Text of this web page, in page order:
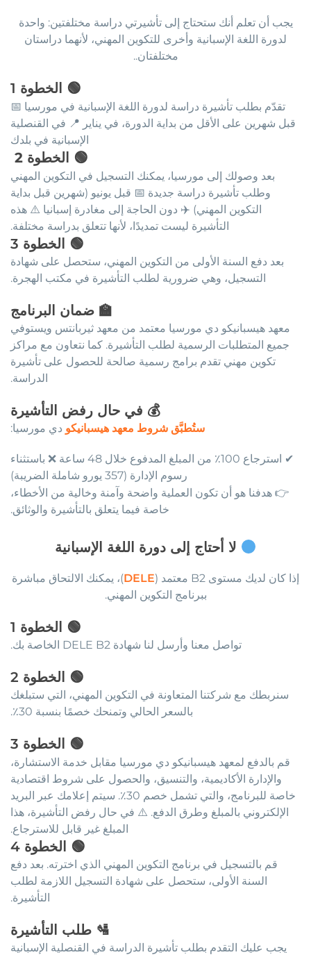
يجب أن تعلم أنك ستحتاج إلى تأشيرتي دراسة مختلفتين: واحدة
لدورة اللغة الإسبانية وأخرى للتكوين المهني، لأنهما دراستان
مختلفتان..
🟢 الخطوة 1
تقدّم بطلب تأشيرة دراسة لدورة اللغة الإسبانية في مورسيا 📅
قبل شهرين على الأقل من بداية الدورة، في يناير 📍 في القنصلية
الإسبانية في بلدك
🟢 الخطوة 2
بعد وصولك إلى مورسيا، يمكنك التسجيل في التكوين المهني
وطلب تأشيرة دراسة جديدة 📅 قبل يونيو (شهرين قبل بداية
التكوين المهني) ✈️ دون الحاجة إلى مغادرة إسبانيا ⚠️ هذه
التأشيرة ليست تمديدًا، لأنها تتعلق بدراسة مختلفة.
🟢 الخطوة 3
بعد دفع السنة الأولى من التكوين المهني، ستحصل على شهادة
التسجيل، وهي ضرورية لطلب التأشيرة في مكتب الهجرة.
🏫 ضمان البرنامج
معهد هيسبانيكو دي مورسيا معتمد من معهد ثيربانتس ويستوفي
جميع المتطلبات الرسمية لطلب التأشيرة. كما نتعاون مع مراكز
تكوين مهني تقدم برامج رسمية صالحة للحصول على تأشيرة
الدراسة.
💰 في حال رفض التأشيرة
ستُطبَّق شروط معهد هيسبانيكو دي مورسيا:
✔ استرجاع 100٪ من المبلغ المدفوع خلال 48 ساعة ❌ باستثناء
رسوم الإدارة (357 يورو شاملة الضريبة)
👉 هدفنا هو أن تكون العملية واضحة وآمنة وخالية من الأخطاء،
خاصة فيما يتعلق بالتأشيرة والوثائق.
لا أحتاج إلى دورة اللغة الإسبانية
إذا كان لديك مستوى B2 معتمد ( DELE)، يمكنك الالتحاق مباشرة
ببرنامج التكوين المهني.
🟢 الخطوة 1
تواصل معنا وأرسل لنا شهادة DELE B2 الخاصة بك.
🟢 الخطوة2
سنربطك مع شركتنا المتعاونة في التكوين المهني، التي ستبلغك
بالسعر الحالي وتمنحك خصمًا بنسبة 30٪.
🟢 الخطوة3
قم بالدفع لمعهد هيسبانيكو دي مورسيا مقابل خدمة الاستشارة،
والإدارة الأكاديمية، والتنسيق، والحصول على شروط اقتصادية
خاصة للبرنامج، والتي تشمل خصم 30٪. سيتم إعلامك عبر البريد
الإلكتروني بالمبلغ وطرق الدفع. ⚠️ في حال رفض التأشيرة، هذا
المبلغ غير قابل للاسترجاع.
🟢 الخطوة 4
قم بالتسجيل في برنامج التكوين المهني الذي اخترته. بعد دفع
السنة الأولى، ستحصل على شهادة التسجيل اللازمة لطلب
التأشيرة.
🛂 طلب التأشيرة
يجب عليك التقدم بطلب تأشيرة الدراسة في القنصلية الإسبانية